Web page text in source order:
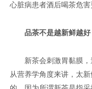
心脏病患者酒后喝茶危害
品茶不是越新鲜越好
新茶会刺激胃黏膜，
从营养学角度来讲，太